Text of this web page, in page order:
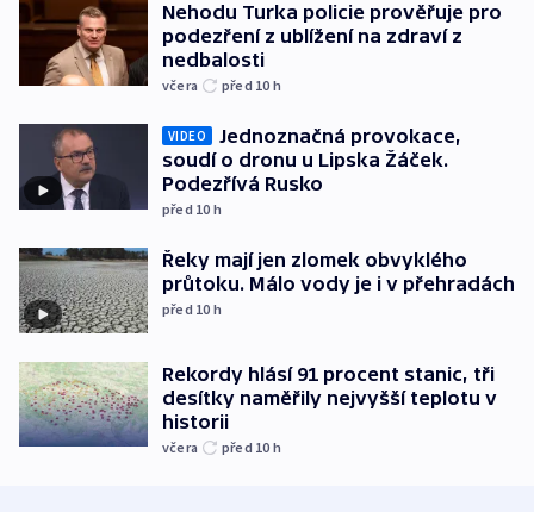
Nehodu Turka policie prověřuje pro
podezření z ublížení na zdraví z
nedbalosti
včera před 10 h
VIDEO
Jednoznačná provokace,
soudí o dronu u Lipska Žáček.
Podezřívá Rusko
před 10 h
Řeky mají jen zlomek obvyklého
průtoku. Málo vody je i v přehradách
před 10 h
Rekordy hlásí 91 procent stanic, tři
desítky naměřily nejvyšší teplotu v
historii
včera před 10 h